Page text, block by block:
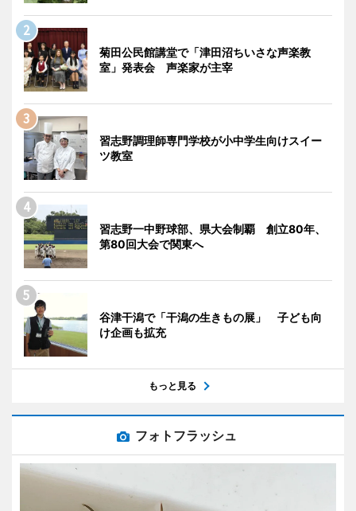
菊田公民館講堂で「津田沼ちいさな声楽教
室」発表会 声楽家が主宰
習志野調理師専門学校が小中学生向けスイー
ツ教室
習志野一中野球部、県大会制覇 創立80年、
第80回大会で関東へ
谷津干潟で「干潟の生きもの展」 子ども向
け企画も拡充
もっと見る
フォトフラッシュ